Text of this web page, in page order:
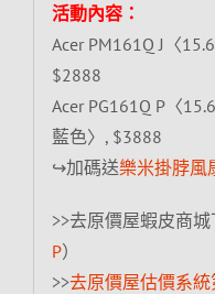
活動內容：
Acer PM161Q J〈
$2888
Acer PG161Q P〈
藍色〉, $3888
↪加碼送樂米掛脖風
>>去原價屋蝦皮商
P）
>>去原價屋估價系